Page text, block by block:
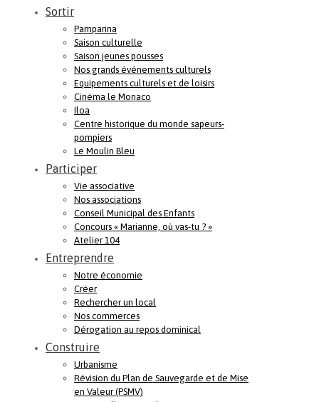
Sortir
Pamparina
Saison culturelle
Saison jeunes pousses
Nos grands événements culturels
Equipements culturels et de loisirs
Cinéma le Monaco
Iloa
Centre historique du monde sapeurs-
pompiers
Le Moulin Bleu
Participer
Vie associative
Nos associations
Conseil Municipal des Enfants
Concours « Marianne, où vas-tu ? »
Atelier 104
Entreprendre
Notre économie
Créer
Rechercher un local
Nos commerces
Dérogation au repos dominical
Construire
Urbanisme
Révision du Plan de Sauvegarde et de Mise
en Valeur (PSMV)